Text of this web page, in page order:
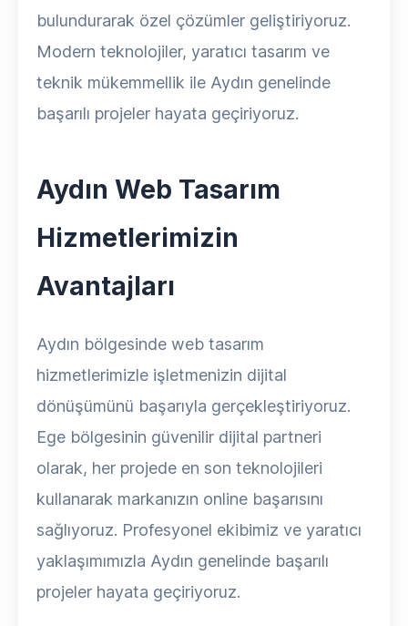
bulundurarak özel çözümler geliştiriyoruz.
Modern teknolojiler, yaratıcı tasarım ve
teknik mükemmellik ile Aydın genelinde
başarılı projeler hayata geçiriyoruz.
Aydın Web Tasarım
Hizmetlerimizin
Avantajları
Aydın bölgesinde web tasarım
hizmetlerimizle işletmenizin dijital
dönüşümünü başarıyla gerçekleştiriyoruz.
Ege bölgesinin güvenilir dijital partneri
olarak, her projede en son teknolojileri
kullanarak markanızın online başarısını
sağlıyoruz. Profesyonel ekibimiz ve yaratıcı
yaklaşımımızla Aydın genelinde başarılı
projeler hayata geçiriyoruz.